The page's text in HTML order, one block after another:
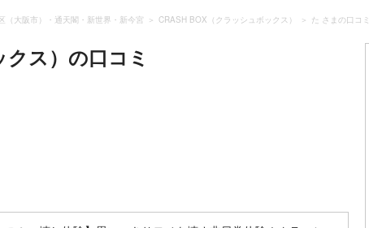
（大阪市）・通天閣・新世界・新今宮 CRASH BOX（クラッシュボックス） た さまの口コミ
ス） の口コミ